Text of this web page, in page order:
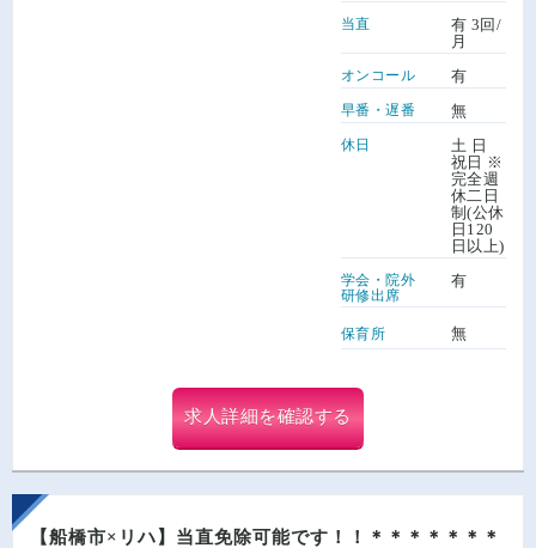
当直
有 3回/
月
オンコール 有
早番・遅番 無
休日
土 日
祝日 ※
完全週
休二日
制(公休
日120
日以上)
学会・院外
研修出席
有
保育所 無
求人詳細を確認する
【船橋市×リハ】当直免除可能です！！＊＊＊＊＊＊＊